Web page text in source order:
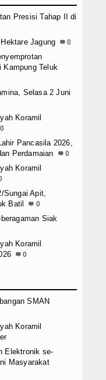
Presisi Tahap II di
Jagung 0
Kampung Teluk
Selasa 2 Juni
Koramil
0
Pancasila 2026,
Perdamaian
0
Koramil
Sungai Apit,
Batil
0
Siak
Koramil
0
SMAN
Koramil
Elektronik se-
Masyarakat